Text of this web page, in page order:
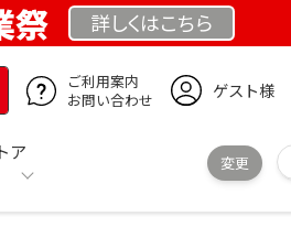
祭 詳しくはこちら
ご利用案内
お問い合わせ
ゲスト様
ア
変更